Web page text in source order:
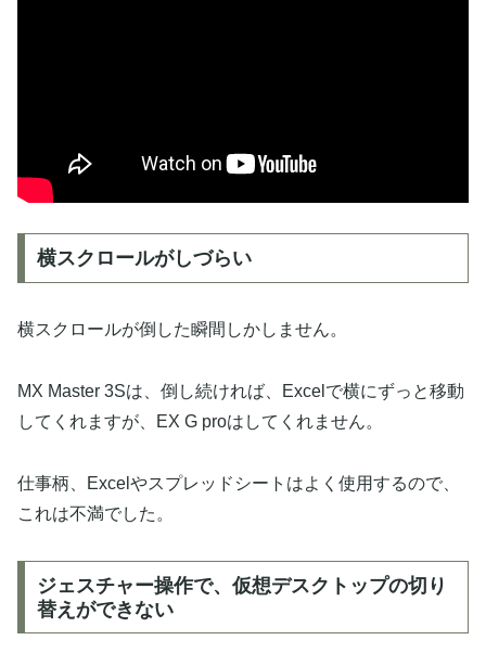
横スクロールがしづらい
横スクロールが倒した瞬間しかしません。
MX Master 3Sは、倒し続ければ、Excelで横にずっと移動
してくれますが、EX G proはしてくれません。
仕事柄、Excelやスプレッドシートはよく使用するので、
これは不満でした。
ジェスチャー操作で、仮想デスクトップの切り
替えができない